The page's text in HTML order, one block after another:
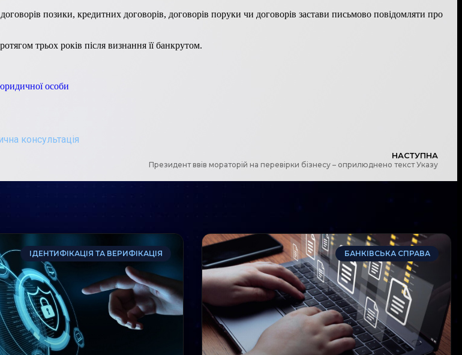
позики, кредитних договорів, договорів поруки чи договорів застави письмово повідомляти про
трьох років після визнання її банкрутом.
особи
консультація
НАСТУПНА
Президент ввів мораторій на перевірки бізнесу – оприлюднено текст Указу
ІДЕНТИФІКАЦІЯ ТА ВЕРИФІКАЦІЯ БАНКІВСЬКА СПРАВА